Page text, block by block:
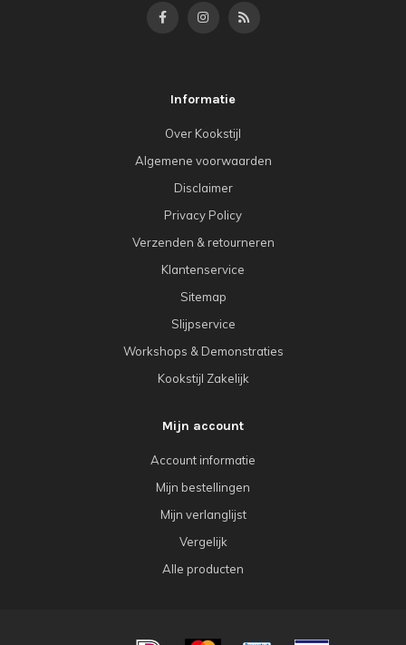
Informatie
Over Kookstijl
Algemene voorwaarden
Disclaimer
Privacy Policy
Verzenden & retourneren
Klantenservice
Sitemap
Slijpservice
Workshops & Demonstraties
Kookstijl Zakelijk
Mijn account
Account informatie
Mijn bestellingen
Mijn verlanglijst
Vergelijk
Alle producten